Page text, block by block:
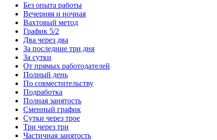
Без опыта работы
Вечерняя и ночная
Вахтовый метод
График 5/2
Два через два
За последние три дня
За сутки
От прямых работодателей
Полный день
По совместительству
Подработка
Полная занятость
Сменный график
Сутки через трое
Три через три
Частичная занятость